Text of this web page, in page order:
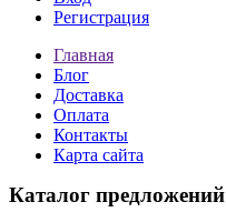
Регистрация
Главная
Блог
Доставка
Оплата
Контакты
Карта сайта
Каталог предложений